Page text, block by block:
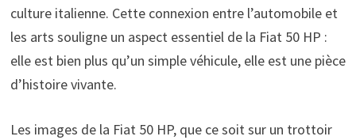
culture italienne. Cette connexion entre l’automobile et
les arts souligne un aspect essentiel de la Fiat 50 HP :
elle est bien plus qu’un simple véhicule, elle est une pièce
d’histoire vivante.
Les images de la Fiat 50 HP, que ce soit sur un trottoir